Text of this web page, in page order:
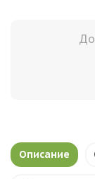
Описание